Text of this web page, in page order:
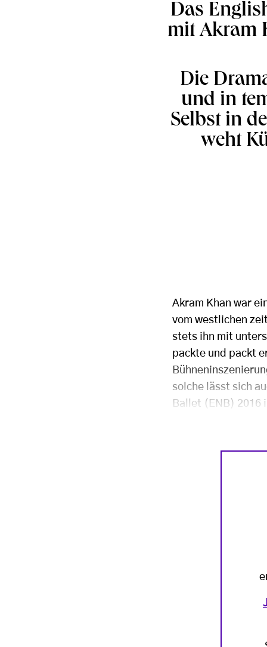
Das
mit Akram
Die
und in
Selbst in
weht
Akram Khan war
vom westlichen
stets ihn mit
packte und packt
solche lässt sich
Ballet (ENB) 2016